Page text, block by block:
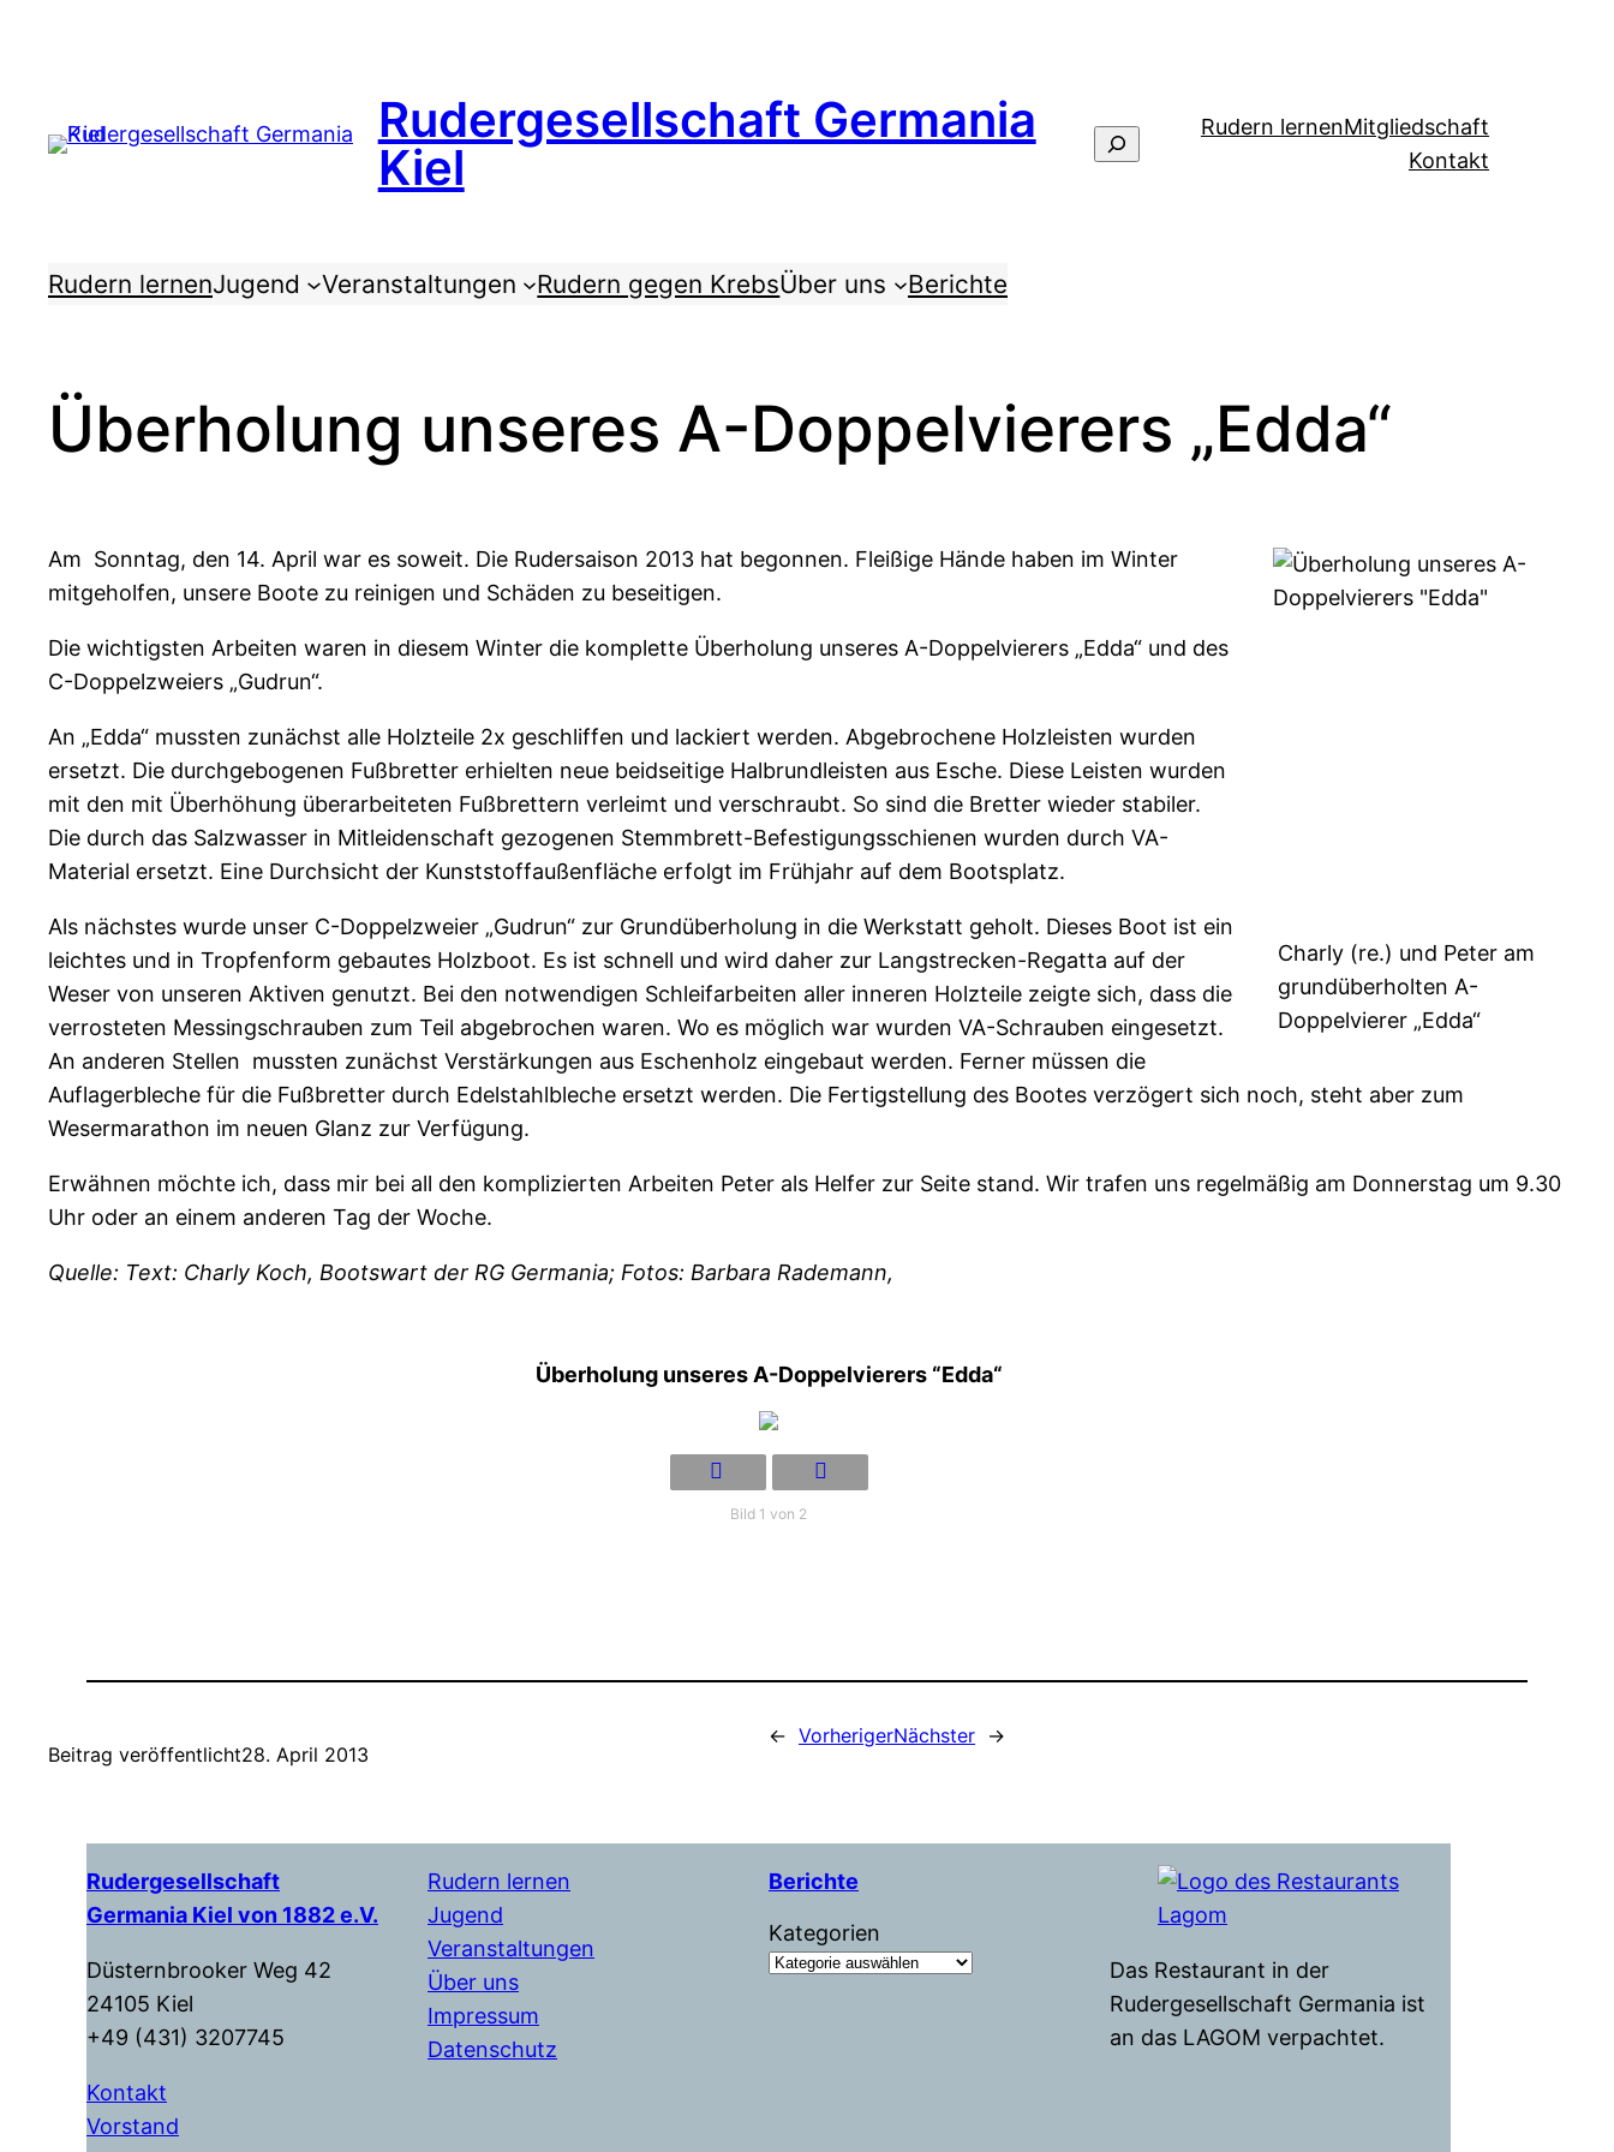
Rudergesellschaft Germania
Kiel
Suchen
Rudern lernenMitgliedschaft
Kontakt
Rudern lernenJugend Veranstaltungen Rudern gegen KrebsÜber uns Berichte
Überholung unseres A-Doppelvierers „Edda“
Charly (re.) und Peter am
grundüberholten A-
Doppelvierer „Edda“
Am Sonntag, den 14. April war es soweit. Die Rudersaison 2013 hat begonnen. Fleißige Hände haben im Winter
mitgeholfen, unsere Boote zu reinigen und Schäden zu beseitigen.
Die wichtigsten Arbeiten waren in diesem Winter die komplette Überholung unseres A-Doppelvierers „Edda“ und des
C-Doppelzweiers „Gudrun“.
An „Edda“ mussten zunächst alle Holzteile 2x geschliffen und lackiert werden. Abgebrochene Holzleisten wurden
ersetzt. Die durchgebogenen Fußbretter erhielten neue beidseitige Halbrundleisten aus Esche. Diese Leisten wurden
mit den mit Überhöhung überarbeiteten Fußbrettern verleimt und verschraubt. So sind die Bretter wieder stabiler.
Die durch das Salzwasser in Mitleidenschaft gezogenen Stemmbrett-Befestigungsschienen wurden durch VA-
Material ersetzt. Eine Durchsicht der Kunststoffaußenfläche erfolgt im Frühjahr auf dem Bootsplatz.
Als nächstes wurde unser C-Doppelzweier „Gudrun“ zur Grundüberholung in die Werkstatt geholt. Dieses Boot ist ein
leichtes und in Tropfenform gebautes Holzboot. Es ist schnell und wird daher zur Langstrecken-Regatta auf der
Weser von unseren Aktiven genutzt. Bei den notwendigen Schleifarbeiten aller inneren Holzteile zeigte sich, dass die
verrosteten Messingschrauben zum Teil abgebrochen waren. Wo es möglich war wurden VA-Schrauben eingesetzt.
An anderen Stellen mussten zunächst Verstärkungen aus Eschenholz eingebaut werden. Ferner müssen die
Auflagerbleche für die Fußbretter durch Edelstahlbleche ersetzt werden. Die Fertigstellung des Bootes verzögert sich noch, steht aber zum
Wesermarathon im neuen Glanz zur Verfügung.
Erwähnen möchte ich, dass mir bei all den komplizierten Arbeiten Peter als Helfer zur Seite stand. Wir trafen uns regelmäßig am Donnerstag um 9.30
Uhr oder an einem anderen Tag der Woche.
Quelle: Text: Charly Koch, Bootswart der RG Germania; Fotos: Barbara Rademann,
Überholung unseres A-Doppelvierers “Edda“
Bild 1 von 2
Beitrag veröffentlicht28. April 2013
← VorherigerNächster →
Rudergesellschaft
Germania Kiel von 1882 e.V.
Düsternbrooker Weg 42
24105 Kiel
+49 (431) 3207745
Kontakt
Vorstand
Rudern lernen
Jugend
Veranstaltungen
Über uns
Impressum
Datenschutz
Berichte
Kategorien
Das Restaurant in der
Rudergesellschaft Germania ist
an das LAGOM verpachtet.